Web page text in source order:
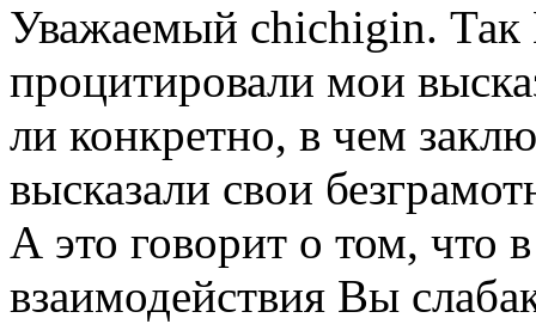
Уважаемый chichigin. Так
процитировали мои
ли конкретно, в чем
высказали свои
А это говорит о том, что
взаимодействия Вы